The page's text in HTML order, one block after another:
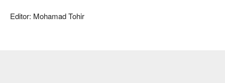
Editor: Mohamad Tohir